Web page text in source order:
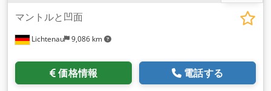
Lichtenau 9,086 km
マントルと凹面
価格情報 電話する